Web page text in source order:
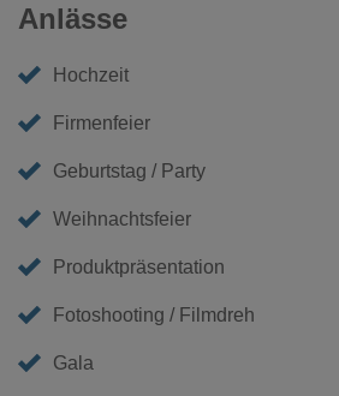
Anlässe
Hochzeit
Firmenfeier
Geburtstag / Party
Weihnachtsfeier
Produktpräsentation
Fotoshooting / Filmdreh
Gala